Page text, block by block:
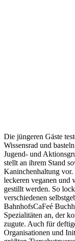
Die jüngeren Gäste
Wissensrad und
Jugend- und
stellt an ihrem Stand
Kaninchenhaltung
leckeren veganen und
gestillt werden. So
verschiedenen
BahnhofsCaFeé
Spezialitäten an, der
zugute. Auch für
Organisationen und